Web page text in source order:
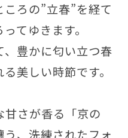
ろの”立春”を経て
てゆきます。
豊かに匂い立つ春
美しい時節です。
甘さが香る「京の